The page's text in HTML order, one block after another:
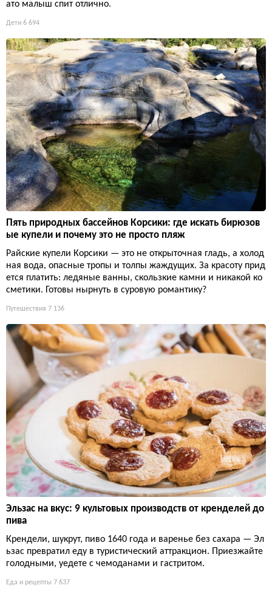
ато малыш спит отлично.
Дети 6 694
Пять природных бассейнов Корсики: где искать бирюзов
ые купели и почему это не просто пляж
Райские купели Корсики — это не открыточная гладь, а холод
ная вода, опасные тропы и толпы жаждущих. За красоту прид
ется платить: ледяные ванны, скользкие камни и никакой ко
сметики. Готовы нырнуть в суровую романтику?
Путешествия 7 136
Эльзас на вкус: 9 культовых производств от кренделей до
пива
Крендели, шукрут, пиво 1640 года и варенье без сахара — Эл
ьзас превратил еду в туристический аттракцион. Приезжайте
голодными, уедете с чемоданами и гастритом.
Еда и рецепты 7 637